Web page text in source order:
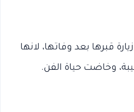
قبرها بعد وفاتها، لانها
وخاضت حياة الفن.